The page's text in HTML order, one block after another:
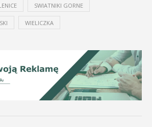
SWIATNIKI GORNE
WIELICZKA